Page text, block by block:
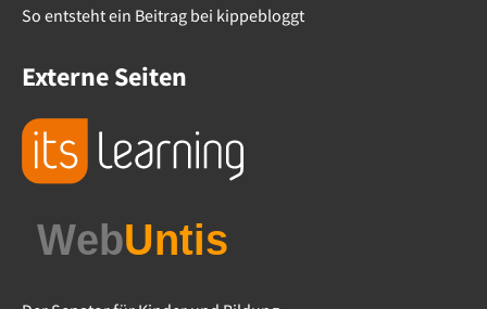
So entsteht ein Beitrag bei kippebloggt
Externe Seiten